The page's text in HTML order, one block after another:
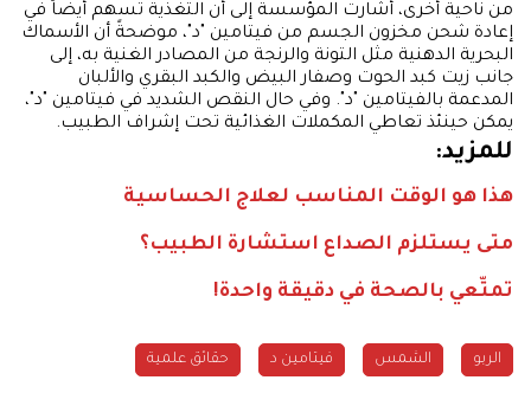
من ناحية أخرى، أشارت المؤسسة إلى أن التغذية تسهم أيضاً في
إعادة شحن مخزون الجسم من فيتامين "د"، موضحةً أن الأسماك
البحرية الدهنية مثل التونة والرنجة من المصادر الغنية به، إلى
جانب زيت كبد الحوت وصفار البيض والكبد البقري والألبان
المدعمة بالفيتامين "د". وفي حال النقص الشديد في فيتامين "د"،
يمكن حينئذ تعاطي المكملات الغذائية تحت إشراف الطبيب.
للمزيد:
هذا هو الوقت المناسب لعلاج الحساسية
متى يستلزم الصداع استشارة الطبيب؟
تمتّعي بالصحة في دقيقة واحدة!
الربو الشمس فيتامين د حقائق علمية